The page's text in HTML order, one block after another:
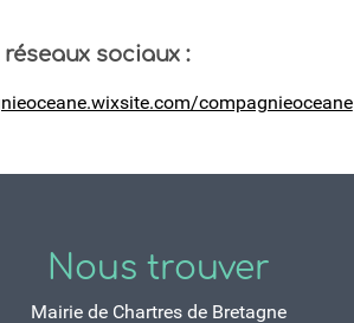
sociaux :
compagnieoceane
Nous trouver
Mairie de Chartres de Bretagne